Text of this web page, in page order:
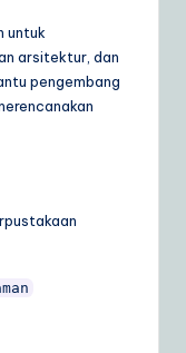
untuk
arsitektur, dan
pengembang